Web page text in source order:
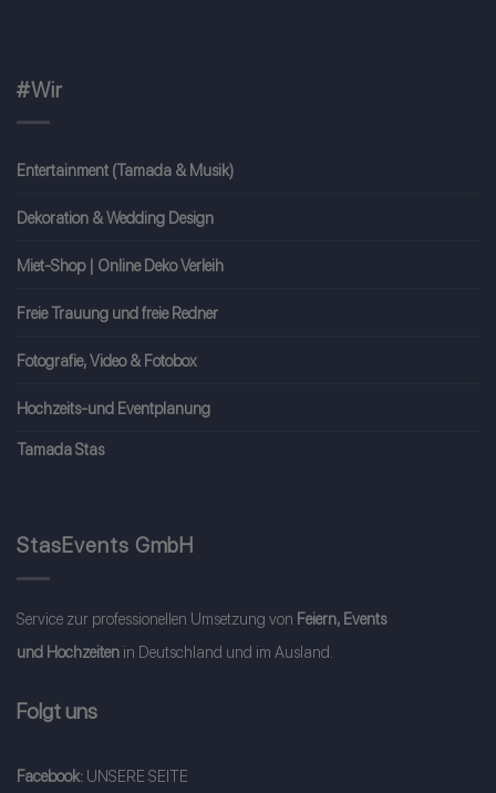
#Wir
Entertainment (Tamada & Musik)
Dekoration & Wedding Design
Miet-Shop | Online Deko Verleih
Freie Trauung und freie Redner
Fotografie, Video & Fotobox
Hochzeits-und Eventplanung
Tamada Stas
StasEvents GmbH
Service zur professionellen Umsetzung von Feiern, Events
und Hochzeiten in Deutschland und im Ausland.
Folgt uns
Facebook: UNSERE SEITE